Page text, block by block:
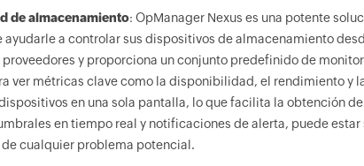
de almacenamiento: OpManager Nexus es una potente
ayudarle a controlar sus dispositivos de almacenamiento
proveedores y proporciona un conjunto predefinido de
ver métricas clave como la disponibilidad, el rendimiento y
en una sola pantalla, lo que facilita la obtención
en tiempo real y notificaciones de alerta, puede
cualquier problema potencial.